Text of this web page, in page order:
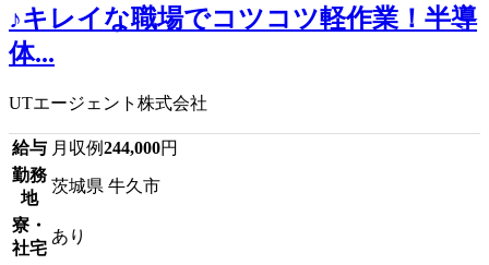
♪キレイな職場でコツコツ軽作業！半導
体...
UTエージェント株式会社
給与 月収例244,000円
勤務
地
茨城県 牛久市
寮・
社宅
あり